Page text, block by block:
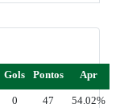
Gols Pontos Apr
0 47 54.02%